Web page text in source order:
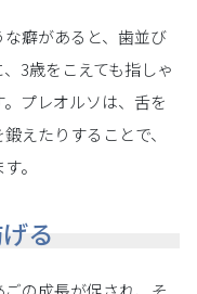
癖があると、歯並び
3歳をこえても指しゃ
プレオルソは、舌を
えたりすることで、
。
る